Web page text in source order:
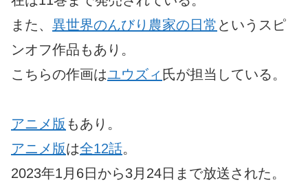
また、 異世界のんびり農家の日常 というスピ
ンオフ作品もあり。
こちらの作画はユウズィ 氏が担当している。
アニメ版 もあり。
アニメ版は全12話。
2023年1月6日から3月24日まで放送された。